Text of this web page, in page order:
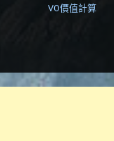
VO價值計算